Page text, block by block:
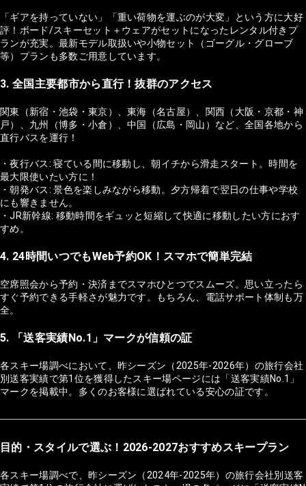
「ギアを持っていない」「重い荷物を運ぶのが大変」という方に大好
評！ボード/スキーセット＋ウェアがセットになったレンタル付きプ
ランが充実。最新モデル取扱いや小物セット（ゴーグル・グローブ
等）プランも多数ご用意しています。
3. 全国主要都市から直行！抜群のアクセス
関東（新宿・池袋・東京）、東海（名古屋）、関西（大阪・京都・神
戸）、九州（博多・小倉）、中国（広島・岡山）など、全国各地から
直行バスを運行！
・夜行バス: 寝ている間に移動し、朝イチから滑走スタート。時間を
最大限使いたい方に！
・朝発バス: 景色を楽しみながら移動。夕方帰着で翌日の仕事や学校
にも響きません。
・JR新幹線: 移動時間をギュッと短縮して快適に移動したい方におす
すめ。
4. 24時間いつでもWeb予約OK！スマホで簡単完結
空席照会から予約・決済までスマホひとつでスムーズ。思い立ったら
すぐ予約できる手軽さが魅力です。もちろん、電話サポート体制も万
全。
5. 「送客実績No.1」マークが信頼の証
各スキー場調べにおいて、昨シーズン（2025年-2026年）の旅行会社
別送客実績で第1位を獲得したスキー場ページには「送客実績No.1」
マークを掲載中。多くのお客様に選ばれている安心の証です。
目的・スタイルで選ぶ！2026-2027おすすめスキープラン
各スキー場調べで、昨シーズン（2024年-2025年）の旅行会社別送客